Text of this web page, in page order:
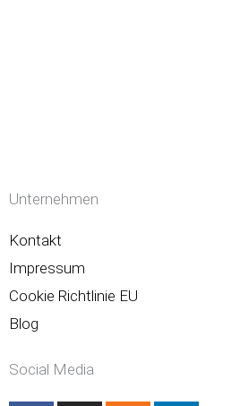
Unternehmen
Kontakt
Impressum
Cookie Richtlinie EU
Blog
Social Media